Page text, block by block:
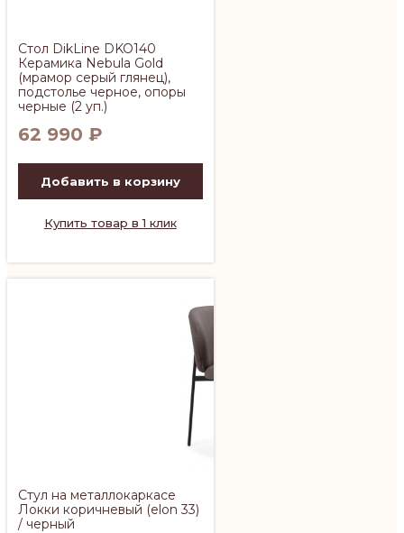
Стол DikLine DKO140
Керамика Nebula Gold
(мрамор серый глянец),
подстолье черное, опоры
черные (2 уп.)
62 990 ₽
Добавить в корзину
Купить товар в 1 клик
Стул на металлокаркасе
Локки коричневый (elon 33)
/ черный